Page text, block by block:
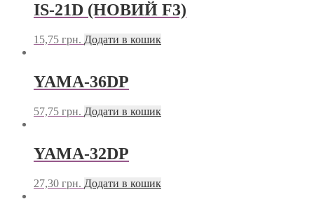
IS-21D (НОВИЙ F3)
15,75 грн. Додати в кошик
YAMA-36DP
57,75 грн. Додати в кошик
YAMA-32DP
27,30 грн. Додати в кошик